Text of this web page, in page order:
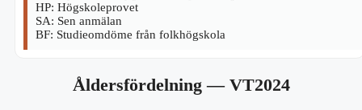
HP: Högskoleprovet
SA: Sen anmälan
BF: Studieomdöme från folkhögskola
Åldersfördelning— VT2024